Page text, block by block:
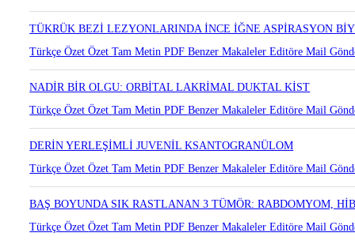
TÜKRÜK BEZİ LEZYONLARINDA İNCE İĞNE ASPİRASYON
Türkçe ÖzetÖzetTam MetinPDFBenzer MakalelerEditöre Mail
NADİR BİR OLGU: ORBİTAL LAKRİMAL DUKTAL KİST
Türkçe ÖzetÖzetTam MetinPDFBenzer MakalelerEditöre Mail
DERİN YERLEŞİMLİ JUVENİL KSANTOGRANÜLOM
Türkçe ÖzetÖzetTam MetinPDFBenzer MakalelerEditöre Mail
BAŞ BOYUNDA SIK RASTLANAN 3 TÜMÖR: RABDOMYOM,
Türkçe ÖzetÖzetTam MetinPDFBenzer MakalelerEditöre Mail